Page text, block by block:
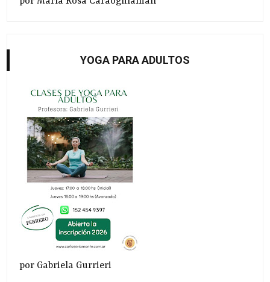
YOGA PARA ADULTOS
por Gabriela Gurrieri